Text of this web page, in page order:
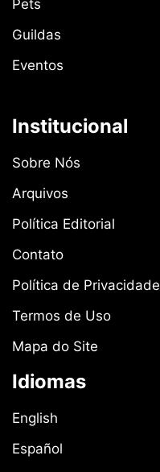
Pets
Guildas
Eventos
Institucional
Sobre Nós
Arquivos
Política Editorial
Contato
Política de Privacidade
Termos de Uso
Mapa do Site
Idiomas
English
Español